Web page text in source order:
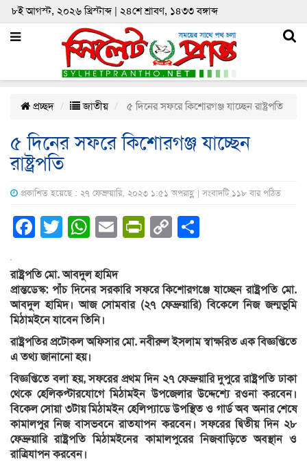
৮ই আগস্ট, ২০২৬ খ্রিস্টাব্দ | ২৪শে শ্রাবণ, ১৪৩৩ বঙ্গাব্দ
প্রচ্ছদ জাতীয় ৫ দিনের সফরে কিশোরগঞ্জ যাচ্ছেন রাষ্ট্রপতি
৫ দিনের সফরে কিশোরগঞ্জ যাচ্ছেন
রাষ্ট্রপতি
প্রকাশিত হয়েছে : ২৭ ফেব্রুয়ারি, ২০২৩ ১:৫১ অপরাহ্ণ | সংবাদটি ১১৮ বার পঠিত
Facebook
Twitter
WhatsApp
EmailPrintFriendly
Copy
রাষ্ট্রপতি মো. আবদুল হামিদ
প্রান্তডেস্ক: পাঁচ দিনের সরকারি সফরে কিশোরগঞ্জে যাচ্ছেন রাষ্ট্রপতি মো.
আবদুল হামিদ। আজ সোমবার (২৭ ফেব্রুয়ারি) বিকেলে নিজ জন্মভূমি
মিঠামইনে যাবেন তিনি।
রাষ্ট্রপতির প্রটোকল অফিসার মো. নবীরুল ইসলাম স্বাক্ষরিত এক বিজ্ঞপ্তিতে
এ তথ্য জানানো হয়।
বিজ্ঞপ্তিতে বলা হয়, সফরের প্রথম দিন ২৭ ফেব্রুয়ারি দুপুরে রাষ্ট্রপতি ঢাকা
থেকে হেলিকপ্টারযোগে মিঠামইন উপজেলার উদ্দেশ্যে রওনা করবেন।
বিকেল সোয়া ৩টায় মিঠামইন হেলিপ্যাডে উপস্থিত ও গার্ড অব অনার শেষে
কামালপুর নিজ বাসভবনে রাতযাপন করবেন। সফরের দ্বিতীয় দিন ২৮
ফেব্রুয়ারি রাষ্ট্রপতি মিঠামইনের কামালপুরের নিজবাড়িতে অবস্থান ও
রাত্রিযাপন করবেন।